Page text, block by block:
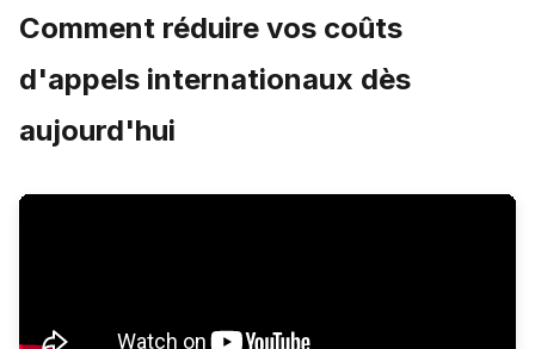
Comment réduire vos coûts
d'appels internationaux dès
aujourd'hui